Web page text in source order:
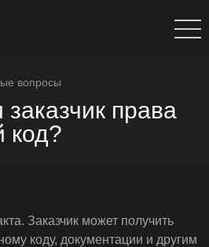
вопросы
права
код?
Заказчик может получить
коду, документации и другим